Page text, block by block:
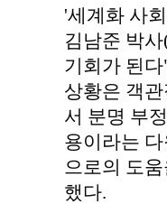
'세계화 사
김남준 박
기회가 된
상황은 객
서 분명 부
용이라는
으로의 도
했다.